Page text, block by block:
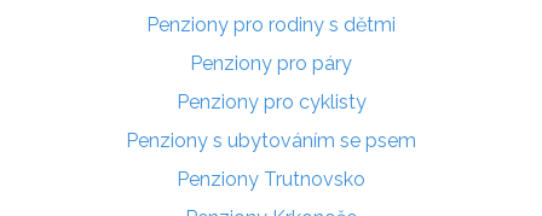
Penziony pro rodiny s dětmi
Penziony pro páry
Penziony pro cyklisty
Penziony s ubytováním se psem
Penziony Trutnovsko